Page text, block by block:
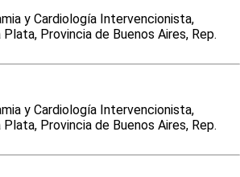
y Cardiología Intervencionista,
Provincia de Buenos Aires, Rep.
y Cardiología Intervencionista,
Provincia de Buenos Aires, Rep.